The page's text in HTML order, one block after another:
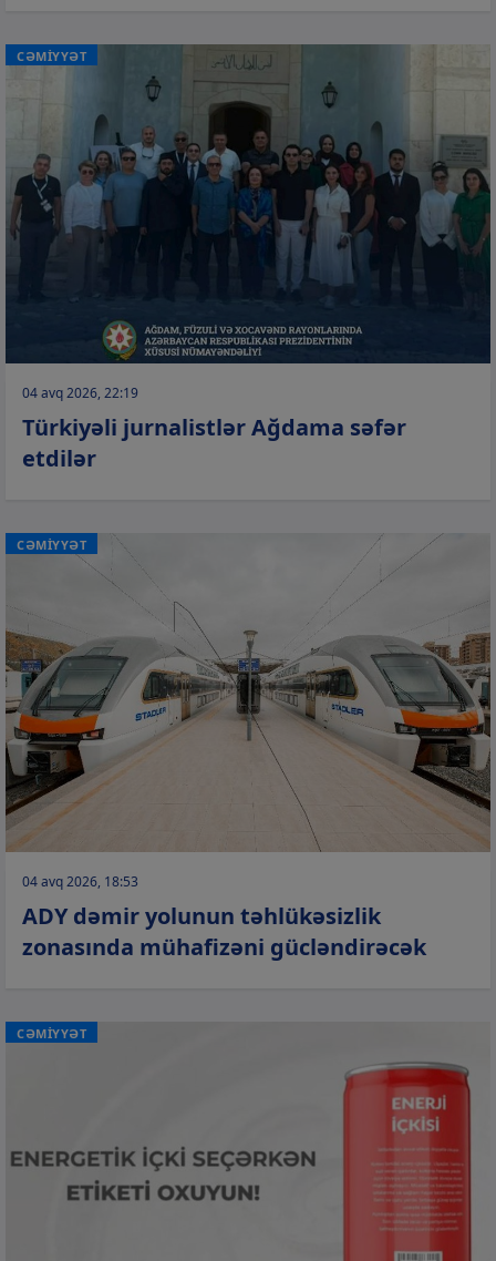
CƏMİYYƏT
04 avq 2026, 22:19
Türkiyəli jurnalistlər Ağdama səfər
etdilər
CƏMİYYƏT
04 avq 2026, 18:53
ADY dəmir yolunun təhlükəsizlik
zonasında mühafizəni gücləndirəcək
CƏMİYYƏT